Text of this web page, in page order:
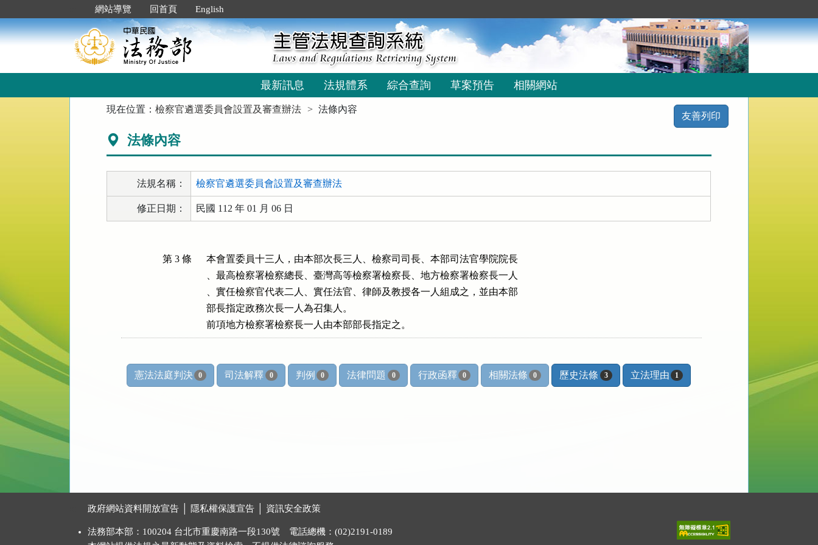
到
主
要
網站導覽 回首頁 English
最新訊息 法規體系 綜合查詢 草案預告 相關網站
現在位置：檢察官遴選委員會設置及審查辦法 法條內容
友善列印
法條內容
法規名稱： 檢察官遴選委員會設置及審查辦法
修正日期： 民國 112 年 01 月 06 日
第 3 條
本會置委員十三人，由本部次長三人、檢察司司長、本部司法官學院院長
、最高檢察署檢察總長、臺灣高等檢察署檢察長、地方檢察署檢察長一人
、實任檢察官代表二人、實任法官、律師及教授各一人組成之，並由本部
部長指定政務次長一人為召集人。
前項地方檢察署檢察長一人由本部部長指定之。
憲法法庭判決 0 司法解釋 0 判例 0 法律問題 0 行政函釋 0 相關法條 0 歷史法條 3 立法理由 1
政府網站資料開放宣告 隱私權保護宣告 資訊安全政策
法務部本部：100204 台北市重慶南路一段130號 電話總機：(02)2191-0189